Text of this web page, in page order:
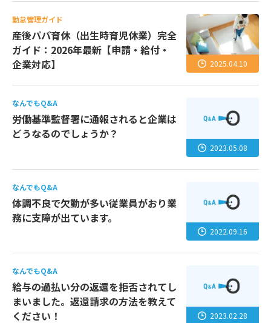
勤怠管理ガイド
産後パパ育休（出生時育児休業）完全
ガイド：2026年最新【申請・給付・
企業対応】
2025.04.10
なんでもQ&A
労働基準監督署に通報されると企業は
どうなるのでしょうか？
2023.05.08
なんでもQ&A
体調不良で欠勤が多い従業員がおり業
務に支障が出ています。
2022.09.16
なんでもQ&A
給与の過払い分の返還を拒否されてし
まいました。返還請求の方法を教えて
ください！
2023.02.28